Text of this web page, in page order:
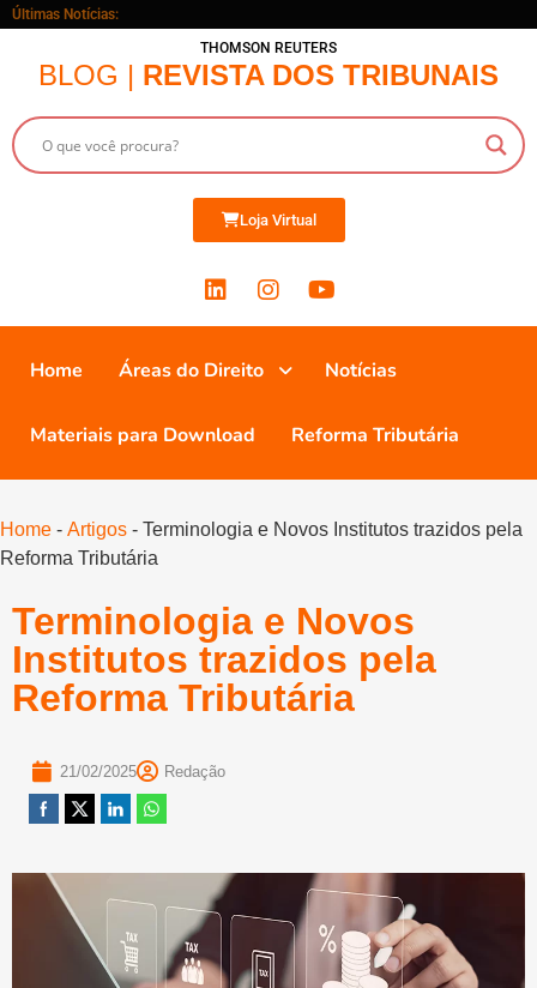
Últimas Notícias:
THOMSON REUTERS
BLOG | REVISTA DOS TRIBUNAIS
Loja Virtual
Home Áreas do Direito Notícias
Materiais para Download Reforma Tributária
Home - Artigos - Terminologia e Novos Institutos trazidos pela
Reforma Tributária
Terminologia e Novos
Institutos trazidos pela
Reforma Tributária
21/02/2025 Redação